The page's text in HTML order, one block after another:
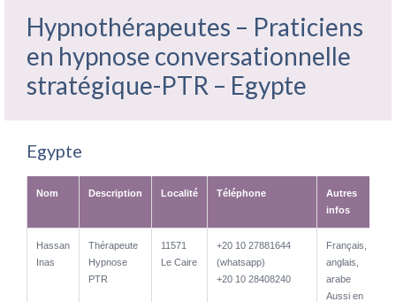
Hypnothérapeutes – Praticiens
en hypnose conversationnelle
stratégique-PTR – Egypte
Egypte
Nom Description Localité Téléphone
Autres
infos
infos
Hassan
Inas
Thérapeute
Hypnose
PTR
11571
Le Caire
+20 10 27881644
(whatsapp)
+20 10 28408240
Français,
anglais,
arabe
Aussi en